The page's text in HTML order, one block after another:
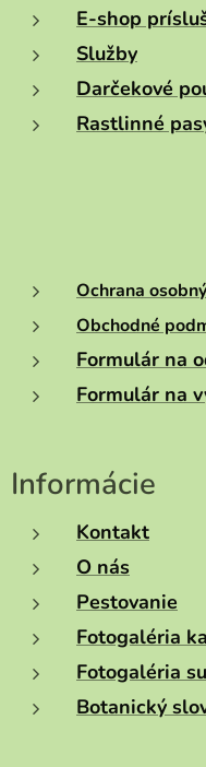
E-shop
Služby
Darčekové
Rastlinné
Ochrana
Obchodné
Formulár na
Formulár na
Informácie
Kontakt
O nás
Pestovanie
Fotogaléria
Fotogaléria
Botanický